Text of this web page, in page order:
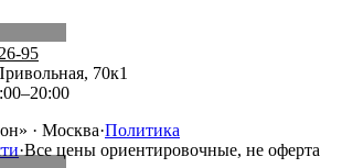
95
70к1
· Москва·Политика
·Все цены ориентировочные, не оферта